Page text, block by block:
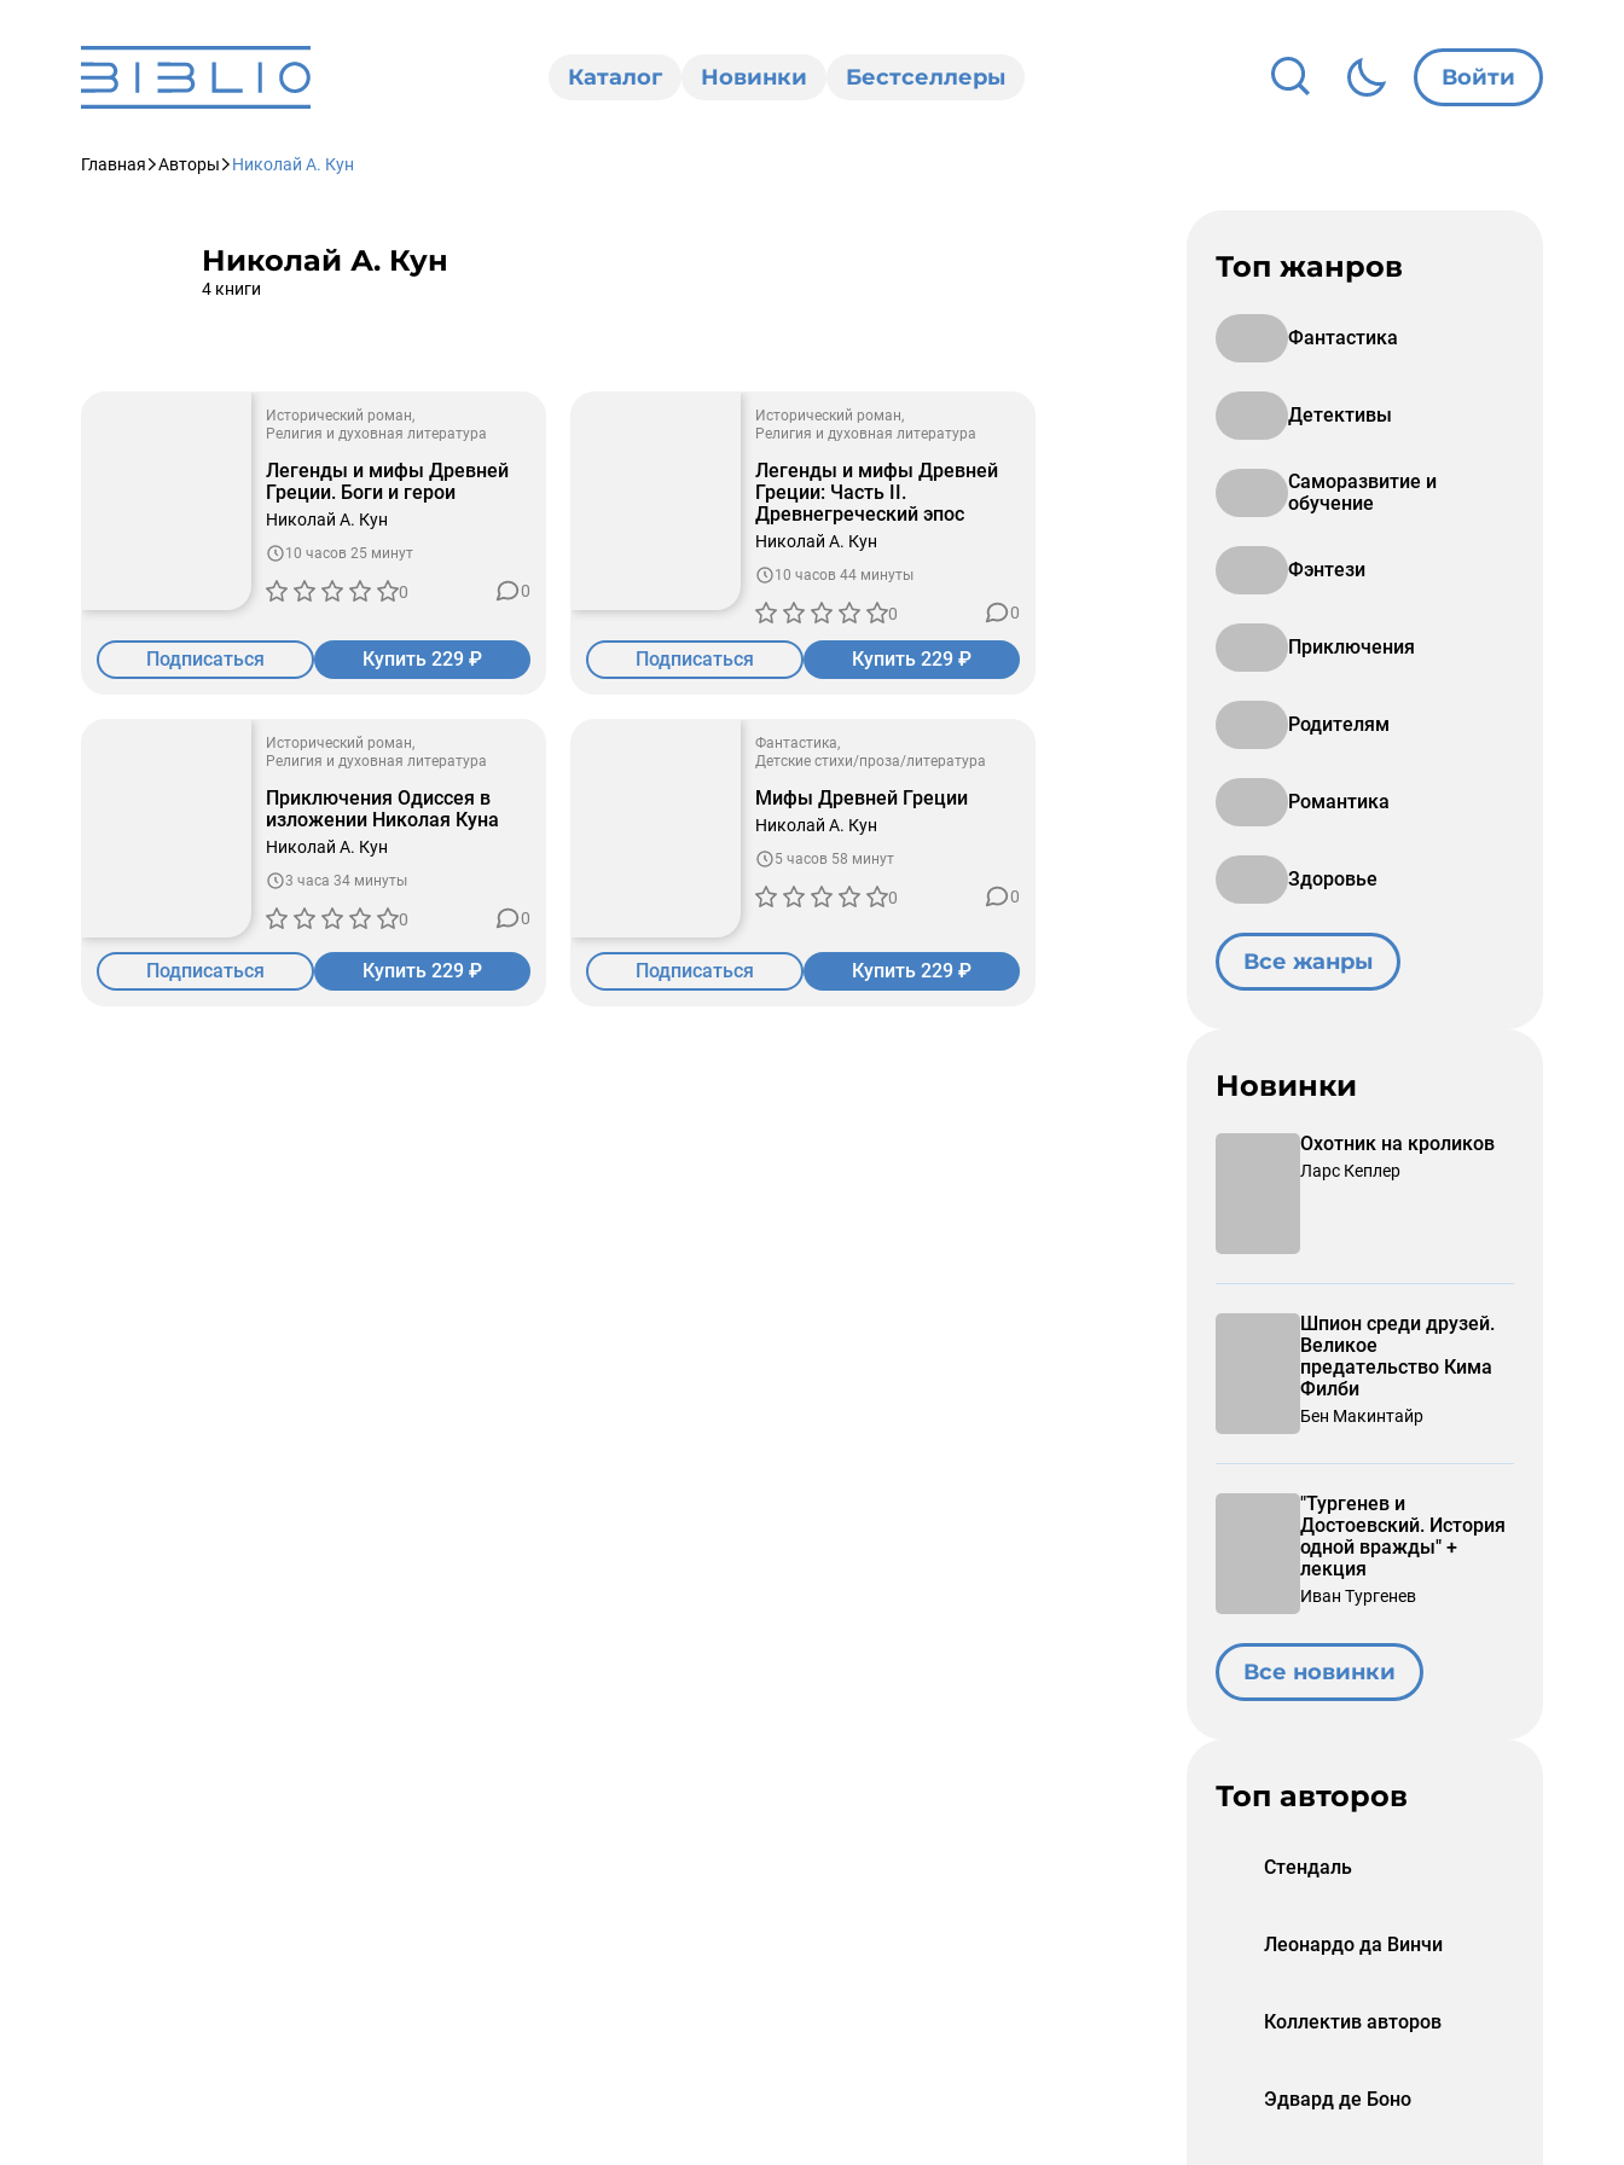
Каталог Новинки Бестселлеры Войти
Главная Авторы Николай А. Кун
Николай А. Кун
4 книги
Исторический роман
Религия и духовная литература
Легенды и мифы Древней
Греции. Боги и герои
Николай А. Кун
10 часов 25 минут
0 0
Подписаться Купить 229 ₽
Исторический роман
Религия и духовная литература
Легенды и мифы Древней
Греции: Часть II.
Древнегреческий эпос
Николай А. Кун
10 часов 44 минуты
0 0
Подписаться Купить 229 ₽
Исторический роман
Религия и духовная литература
Приключения Одиссея в
изложении Николая Куна
Николай А. Кун
3 часа 34 минуты
0 0
Подписаться Купить 229 ₽
Фантастика
Детские стихи/проза/литература
Мифы Древней Греции
Николай А. Кун
5 часов 58 минут
0 0
Подписаться Купить 229 ₽
Топ жанров
Фантастика
Детективы
Саморазвитие и
обучение
Фэнтези
Приключения
Родителям
Романтика
Здоровье
Все жанры
Новинки
Охотник на кроликов
Ларс Кеплер
Шпион среди друзей.
Великое
предательство Кима
Филби
Бен Макинтайр
"Тургенев и
Достоевский. История
одной вражды" +
лекция
Иван Тургенев
Все новинки
Топ авторов
Стендаль
Леонардо да Винчи
Коллектив авторов
Эдвард де Боно